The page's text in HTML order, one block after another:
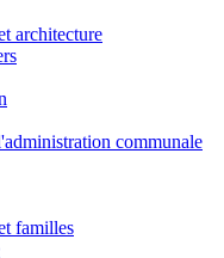
architecture
communale
familles